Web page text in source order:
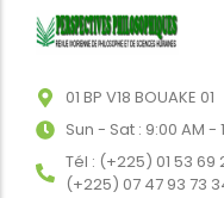
01 BP V18 BOUAKE 01
Sun - Sat : 9:00 AM -
Tél : (+225) 01 53 69
(+225) 07 47 93 73